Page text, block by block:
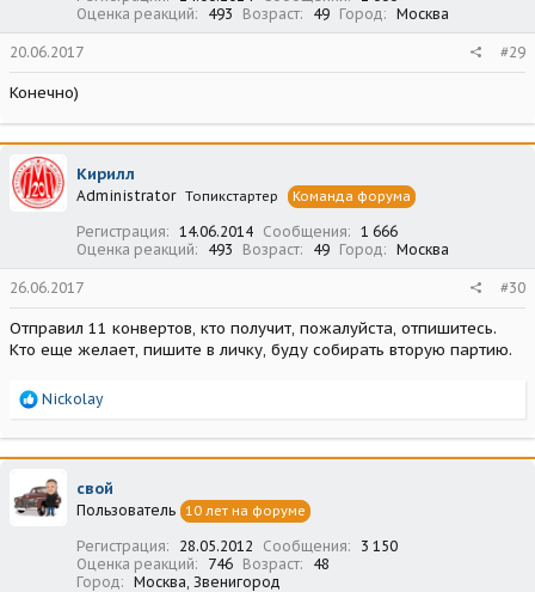
Оценка реакций
493 Возраст 49 Город Москва
20.06.2017 #29
Конечно)
Кирилл
Administrator Топикстартер Команда форума
Регистрация 14.06.2014 Сообщения
1 666
Оценка реакций
493 Возраст 49 Город Москва
26.06.2017 #30
Отправил 11 конвертов, кто получит, пожалуйста, отпишитесь.
Кто еще желает, пишите в личку, буду собирать вторую партию.
Р
а
к
и
и
Nickolay
свой
Пользователь 10 лет на форуме
Регистрация 28.05.2012 Сообщения
3 150
Оценка реакций
746 Возраст
48
Город
Москва, Звенигород